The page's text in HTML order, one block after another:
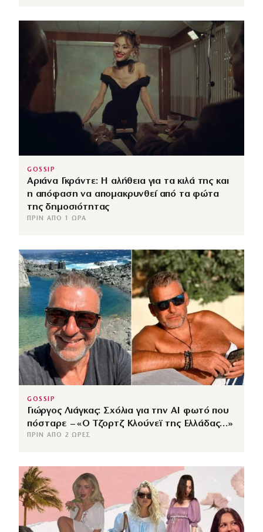
GOSSIP
Αριάνα Γκράντε: Η αλήθεια για τα κιλά της και
η απόφαση να απομακρυνθεί από τα φώτα
της δημοσιότητας
ΠΡΙΝ ΑΠΌ 1 ΏΡΑ
GOSSIP
Γιώργος Λιάγκας: Σχόλια για την ΑΙ φωτό που
πόσταρε – «Ο Τζορτζ Κλούνεϊ της Ελλάδας…»
ΠΡΙΝ ΑΠΌ 2 ΏΡΕΣ